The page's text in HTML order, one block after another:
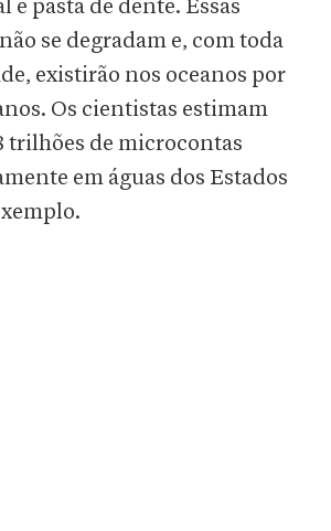
e pasta de dente. Essas
se degradam e, com toda
existirão nos oceanos por
Os cientistas estimam
trilhões de microcontas
em águas dos Estados